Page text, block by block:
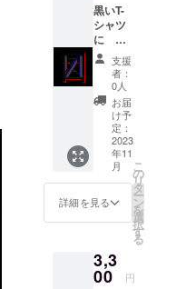
黒いT-
シャツ
に 極
楽真音
密教の
ロゴ
「目
印」胸
につけ
支援
者：
0人
お届
け予
定：
2023
年11
月
詳細を見る
こ
の
リ
タ
ー
ン
を
選
択
す
る
3,3
00 円